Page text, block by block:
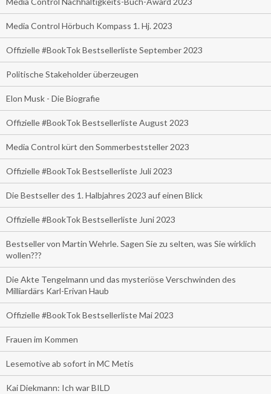
Media Control Hörbuch Kompass 1. Hj. 2023
Offizielle #BookTok Bestsellerliste September 2023
Politische Stakeholder überzeugen
Elon Musk - Die Biografie
Offizielle #BookTok Bestsellerliste August 2023
Media Control kürt den Sommerbeststeller 2023
Offizielle #BookTok Bestsellerliste Juli 2023
Die Bestseller des 1. Halbjahres 2023 auf einen Blick
Offizielle #BookTok Bestsellerliste Juni 2023
Bestseller von Martin Wehrle. Sagen Sie zu selten, was Sie wirklich
wollen???
Die Akte Tengelmann und das mysteriöse Verschwinden des
Milliardärs Karl-Erivan Haub
Offizielle #BookTok Bestsellerliste Mai 2023
Frauen im Kommen
Lesemotive ab sofort in MC Metis
Kai Diekmann: Ich war BILD